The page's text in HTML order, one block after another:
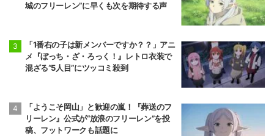
城のフリーレン”に早くも次を期待する声
「1番右の子は新メンバーですか？？」アニ
メ『ぼっち・ざ・ろっく！』レトロ衣装で
混ざる“5人目”にツッコミ殺到
「ようこそ岡山」と歓迎の嵐！『葬送のフ
リーレン』公式が“放浪のフリーレン”を投
稿、フットワークも話題に